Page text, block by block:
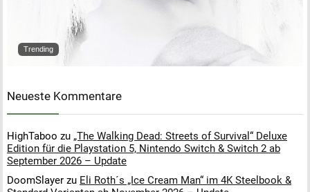
Trending
Neueste Kommentare
HighTaboo zu „The Walking Dead: Streets of Survival“ Deluxe
Edition für die Playstation 5, Nintendo Switch & Switch 2 ab
September 2026 – Update
DoomSlayer zu Eli Roth´s „Ice Cream Man“ im 4K Steelbook &